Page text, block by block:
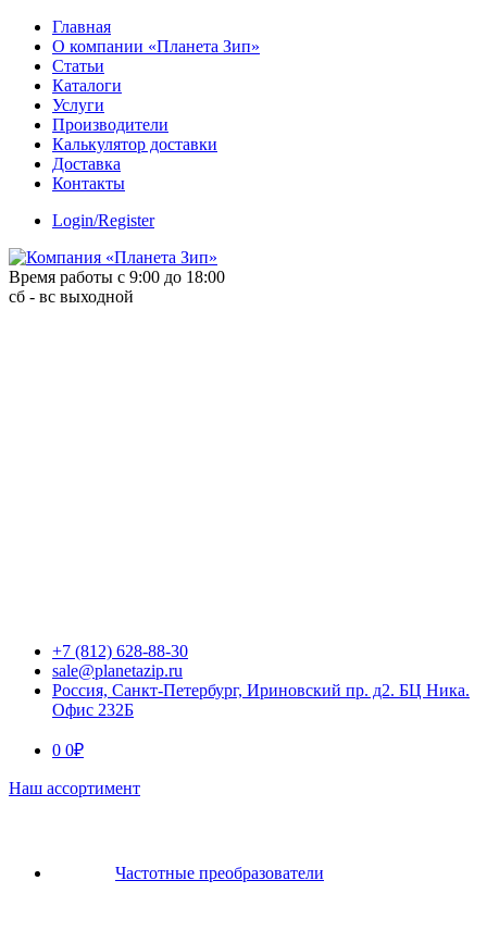
Skip
content
Главная
О компании «Планета Зип»
Статьи
Каталоги
Услуги
Производители
Калькулятор доставки
Доставка
Контакты
Login/Register
Время работы с 9:00 до 18:00
сб - вс выходной
+7 (812) 628-88-30
sale@planetazip.ru
Россия, Санкт-Петербург, Ириновский пр. д2. БЦ Ника.
Офис 232Б
0 0₽
Наш ассортимент
Частотные преобразователи